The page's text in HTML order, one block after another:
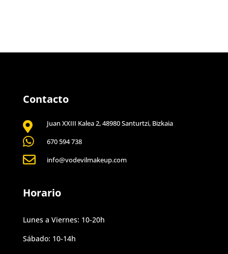
Contacto
 Juan XXIII Kalea 2, 48980 Santurtzi, Bizkaia
 670 594 738
 info@vodevilmakeup.com
Horario
Lunes a Viernes: 10-20h
Sábado: 10-14h